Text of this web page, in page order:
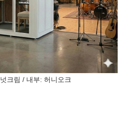
크림 / 내부: 허니오크